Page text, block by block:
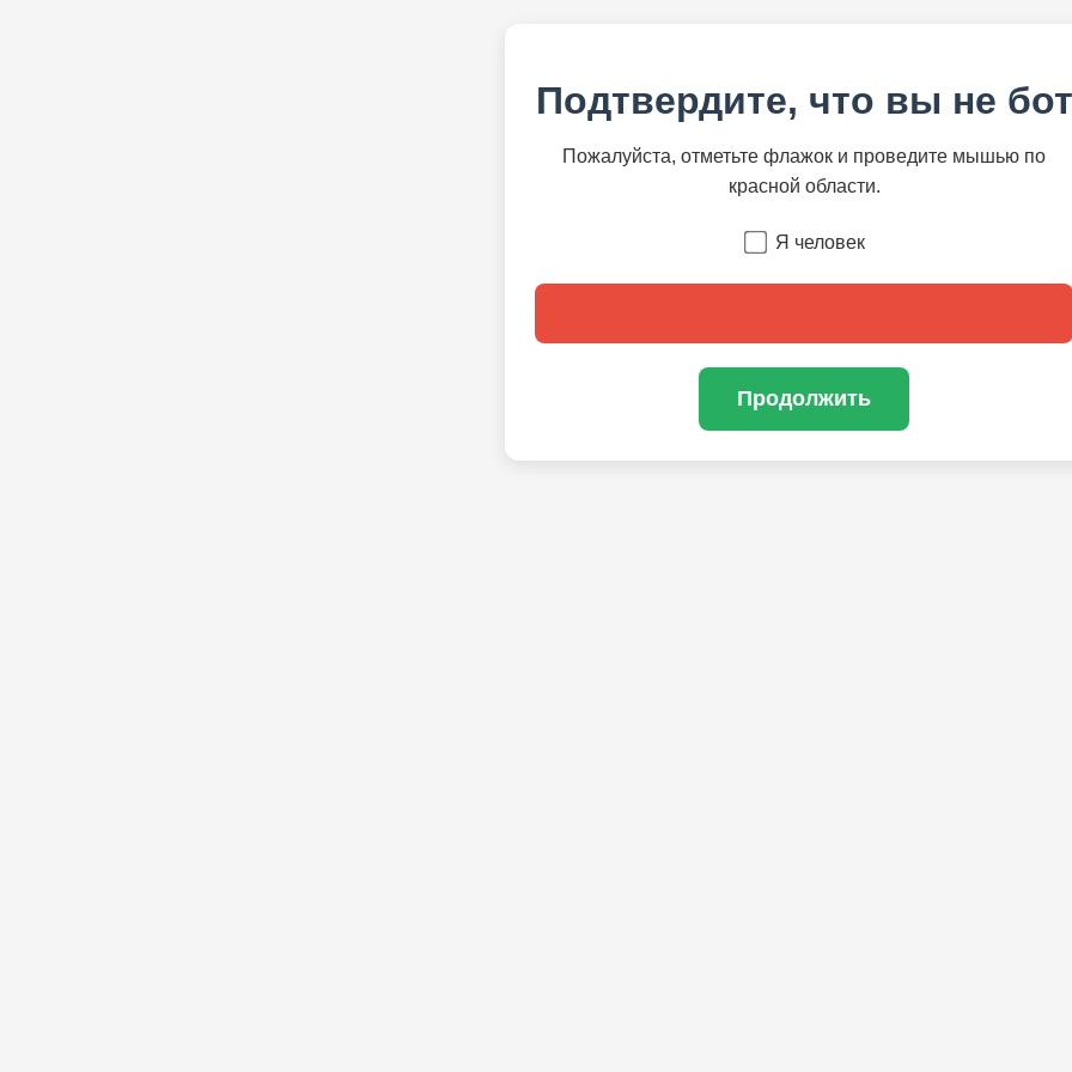
Подтвердите, что вы не бот
Пожалуйста, отметьте флажок и проведите мышью по
красной области.
Я человек
Продолжить